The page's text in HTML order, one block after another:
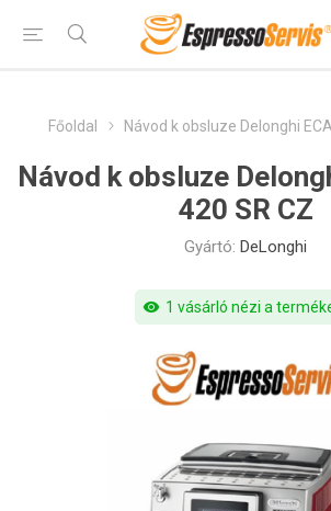
Főoldal Návod k obsluze Delonghi
Návod k obsluze
420 SR CZ
Gyártó: DeLonghi
visibility 1 vásárló nézi a